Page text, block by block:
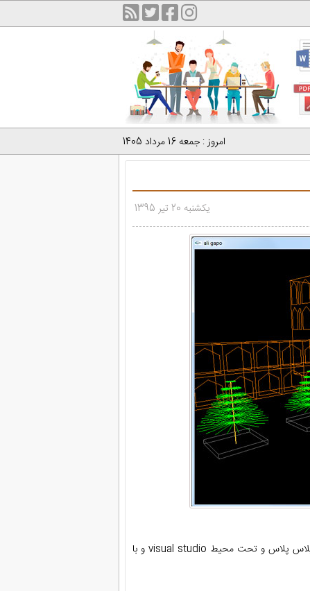
امروز : جمعه 16 مرداد 1405
یکشنبه 20 تیر 1395
با زبان برنامه نویسی سی پلاس پلاس و تحت محیط visual studio و با